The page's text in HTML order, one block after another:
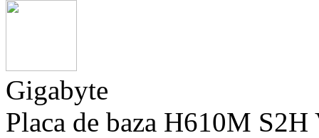
Gigabyte
Placa de baza H610M